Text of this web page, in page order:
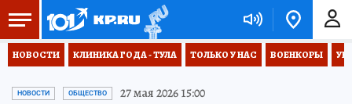
НОВОСТИ КЛИНИКА ГОДА - ТУЛА ТОЛЬКО У НАС ВОЕНКОРЫ
НОВОСТИ ОБЩЕСТВО 27 мая 2026 15:00